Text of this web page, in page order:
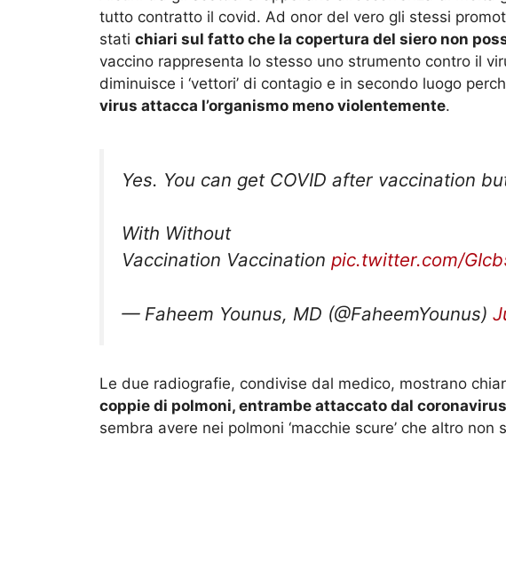
tutto contratto il covid. Ad onor del vero gli stessi
stati chiari sul fatto che la copertura del siero non
vaccino rappresenta lo stesso uno strumento contro il
diminuisce i ‘vettori’ di contagio e in secondo luogo
virus attacca l’organismo meno violentemente.
Yes. You can get COVID after vaccination
With Without
Vaccination Vaccination pic.twitter.com/
— Faheem Younus, MD (@FaheemYounus)
Le due radiografie, condivise dal medico, mostrano
coppie di polmoni, entrambe attaccato dal coronavirus
sembra avere nei polmoni ‘macchie scure’ che altro non